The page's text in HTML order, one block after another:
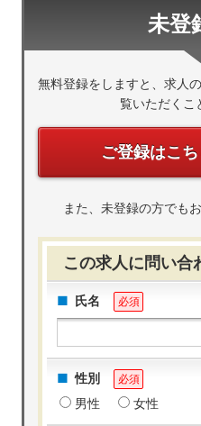
未登
無料登録をしますと、求人
覧いただくこ
ご登録はこち
また、未登録の方でも
この求人に問い合
氏名 必須
性別 必須
男性 女性